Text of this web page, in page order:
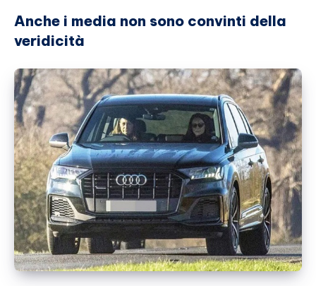
Anche i media non sono convinti della
veridicità